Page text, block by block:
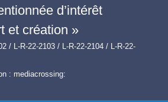
d’intérêt
et création »
/ L-R-22-2103 / L-R-22-2104 / L-R-22-
: mediacrossing: